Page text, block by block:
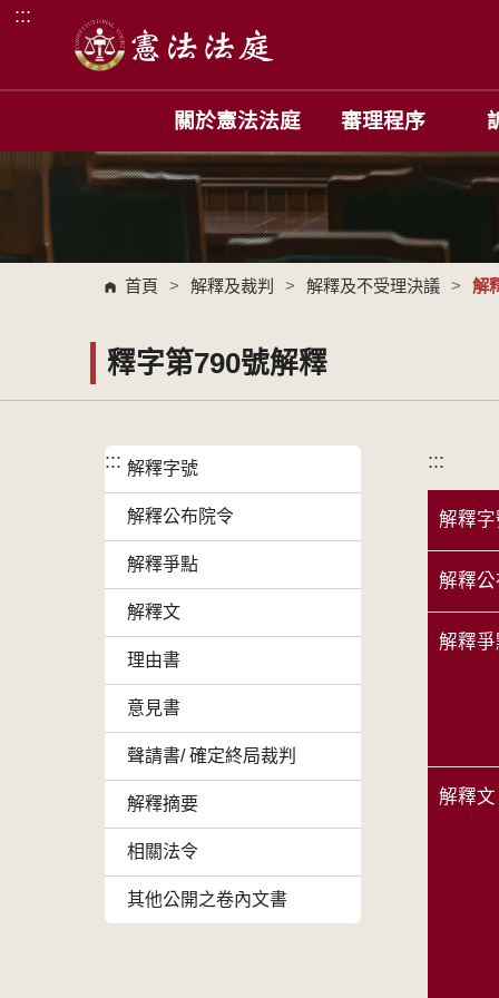
跳到主要內容區塊
:::
關於憲法法庭 審理程序
首頁 > 解釋及裁判 > 解釋及不受理決議 > 解
釋字第790號解釋
::: 解釋字號
解釋公布院令
解釋爭點
解釋文
理由書
意見書
聲請書/ 確定終局裁判
解釋摘要
相關法令
其他公開之卷內文書
:::
解釋
解釋
解釋
解釋文